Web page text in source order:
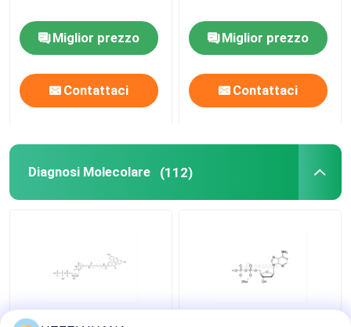
Miglior prezzo
Contattaci
Miglior prezzo
Contattaci
Diagnosi Molecolare (112)